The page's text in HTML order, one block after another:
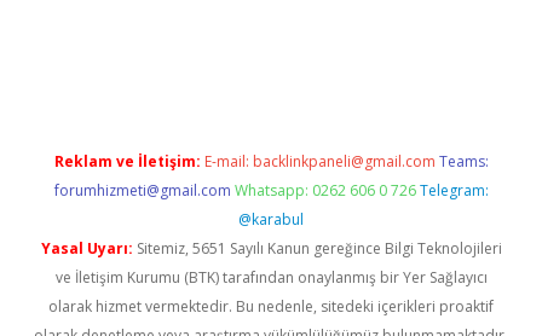
Reklam ve İletişim: E-mail: backlinkpaneli@gmail.com Teams:
forumhizmeti@gmail.com Whatsapp: 0262 606 0 726 Telegram:
@karabul
Yasal Uyarı: Sitemiz, 5651 Sayılı Kanun gereğince Bilgi Teknolojileri
ve İletişim Kurumu (BTK) tarafından onaylanmış bir Yer Sağlayıcı
olarak hizmet vermektedir. Bu nedenle, sitedeki içerikleri proaktif